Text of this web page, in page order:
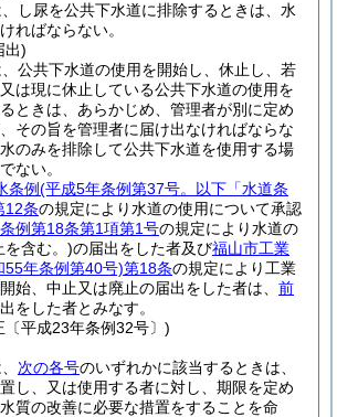
し尿を公共下水道に排除するときは、水
ればならない。
出)
公共下水道の使用を開始し、休止し、若
は現に休止している公共下水道の使用を
ときは、あらかじめ、管理者が別に定め
その旨を管理者に届け出なければならな
のみを排除して公共下水道を使用する場
ない。
条例(平成5年条例第37号。以下「水道条
12条の規定により水道の使用について承認
例第18条第1項第1号の規定により水道の
を含む。)の届出をした者及び福山市工業
55年条例第40号)第18条の規定により工業
始、中止又は廃止の届出をした者は、 前
をした者とみなす。
〔平成23年条例32号〕)
次の各号のいずれかに該当するときは、
し、又は使用する者に対し、期限を定め
質の改善に必要な措置をすることを命